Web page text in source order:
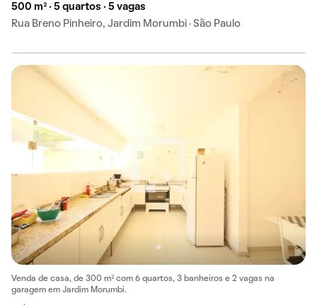
500 m² · 5 quartos · 5 vagas
Rua Breno Pinheiro, Jardim Morumbi · São Paulo
Venda de casa, de 300 m² com 6 quartos, 3 banheiros e 2 vagas na
garagem em Jardim Morumbi.